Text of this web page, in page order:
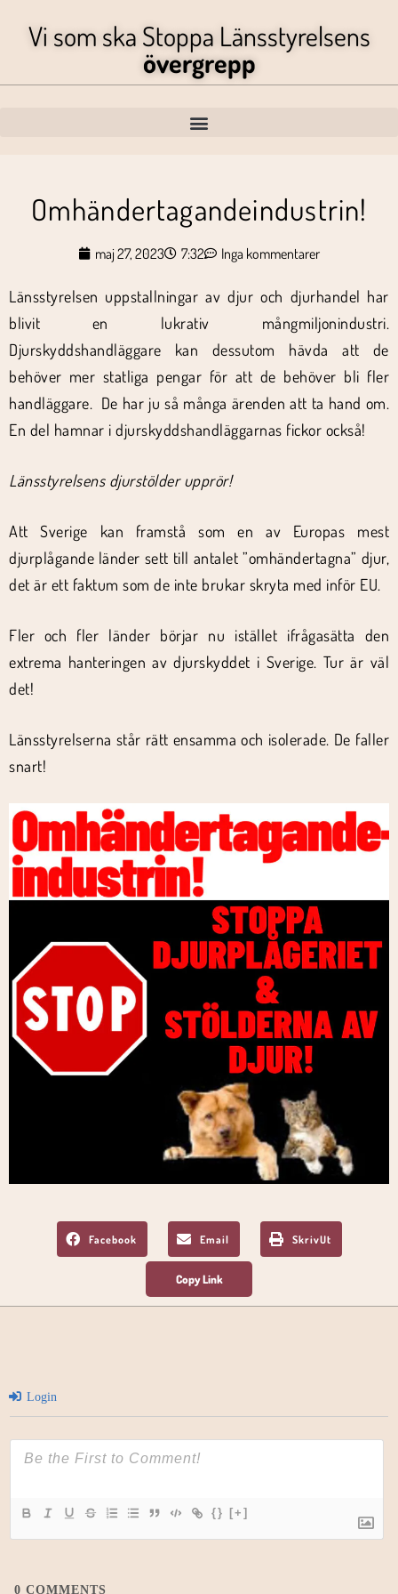
Vi som ska Stoppa Länsstyrelsens
övergrepp
Omhändertagandeindustrin!
maj 27, 2023 7:32 Inga kommentarer
Länsstyrelsen uppstallningar av djur och djurhandel har
blivit en lukrativ mångmiljonindustri.
Djurskyddshandläggare kan dessutom hävda att de
behöver mer statliga pengar för att de behöver bli fler
handläggare. De har ju så många ärenden att ta hand om.
En del hamnar i djurskyddshandläggarnas fickor också!
Länsstyrelsens djurstölder upprör!
Att Sverige kan framstå som en av Europas mest
djurplågande länder sett till antalet ”omhändertagna” djur,
det är ett faktum som de inte brukar skryta med inför EU.
Fler och fler länder börjar nu istället ifrågasätta den
extrema hanteringen av djurskyddet i Sverige. Tur är väl
det!
Länsstyrelserna står rätt ensamma och isolerade. De faller
snart!
Facebook Email SkrivUt
Login
{} [+]
0 COMMENTS